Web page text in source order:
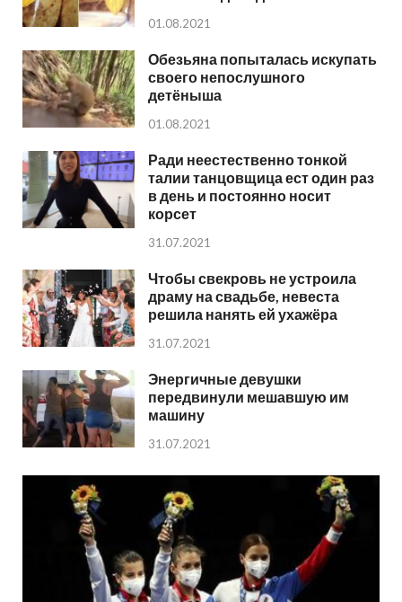
01.08.2021
Обезьяна попыталась искупать
своего непослушного
детёныша
01.08.2021
Ради неестественно тонкой
талии танцовщица ест один раз
в день и постоянно носит
корсет
31.07.2021
Чтобы свекровь не устроила
драму на свадьбе, невеста
решила нанять ей ухажёра
31.07.2021
Энергичные девушки
передвинули мешавшую им
машину
31.07.2021